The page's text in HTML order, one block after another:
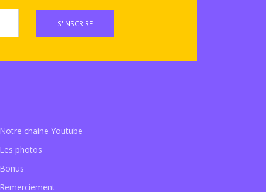
S'INSCRIRE
Notre chaine Youtube
Les photos
Bonus
Remerciement